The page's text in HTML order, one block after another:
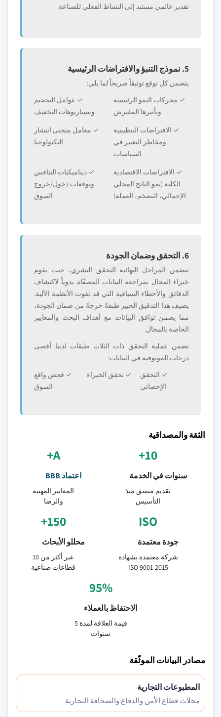
تقدير عالمي مستند إلى النشاط الفعلي للصناعة.
5. نموذج التنبؤ والافتراضات الرئيسية
يتضمن كل توقع توثيقاً صريحاً لما يلي:
✓ محركات النمو الرئيسية
وتأثيرها المفترض
✓ عوامل التحجيم
وسيناريوهات التخفيف
✓ الافتراضات التنظيمية
ومخاطر التغيير في
السياسات
✓ معامل منحنى انتشار
التكنولوجيا
✓ الافتراضات الاقتصادية
الكلية (نمو الناتج المحلي
الإجمالي، التضخم، العملة)
✓ ديناميكيات التنافس
وتوقعات دخول/خروج
السوق
6. التحقق وضمان الجودة
تتضمن المراحل النهائية التحقق البشري، حيث يقوم
خبراء المجال بمراجعة البيانات المصفّاة يدوياً لاكتشاف
الدقائق والأخطاء السياقية التي قد تفوت الأنظمة الآلية.
يضيف هذا التدقيق الخبير طبقةً حرجةً من ضمان الجودة،
مما يضمن توافق البيانات مع أهداف البحث والمعايير
الخاصة بالمجال.
تضمن عملية التحقق ذات الثلاث طبقات لدينا أقصى
درجات الموثوقية في البيانات:
✓ التحقق
الإحصائي
✓ تحقق الخبراء
✓ فحص واقع
السوق
الثقة والمصداقية
10+
سنوات في الخدمة
تقديم متسق منذ
التأسيس
A+
اعتماد BBB
المعايير المهنية
والرضا
ISO
جودة معتمدة
شركة معتمدة بشهادة
ISO 9001-2015
150+
محللو الأبحاث
عبر أكثر من 10
قطاعات صناعية
95%
الاحتفاظ بالعملاء
قيمة العلاقة لمدة 5
سنوات
مصادر البيانات الموثّقة
المطبوعات التجارية
مجلات قطاع الأمن والدفاع والصحافة التجارية